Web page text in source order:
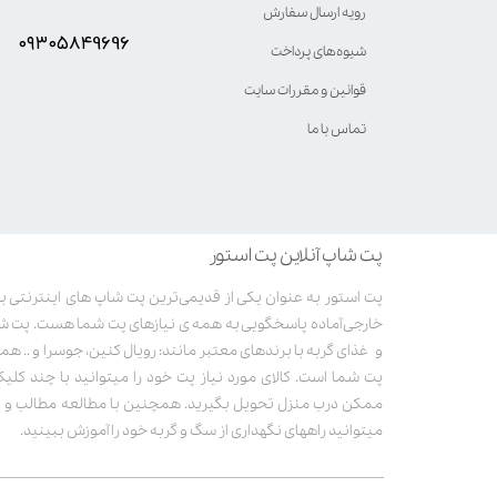
پت شاپ آنلاین پت استور
خارجی آماده پاسخگویی به همه ی نیازهای پت شما هست. پت
و غذای گربه با برندهای معتبر مانند: رویال کنین، جوسرا و ..
پت شما است. کالای مورد نیاز پت خود را میتوانید با چند
ممکن درب منزل تحویل بگیرید. همچنین با مطالعه مطالب و
میتوانید راههای نگهداری از سگ و گربه خود را آموزش ببینید.
رویه ارسال سفارش
شیوه‌های پرداخت
قوانین و مقررات سایت
تماس با ما
۰۹۳۰۵8۴9696